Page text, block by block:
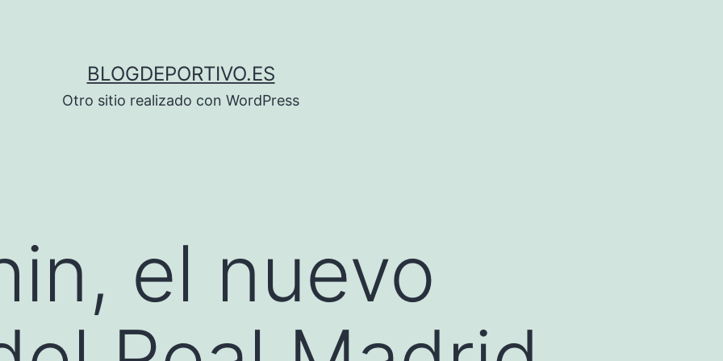
BLOGDEPORTIVO.ES
Otro sitio realizado con WordPress
el nuevo